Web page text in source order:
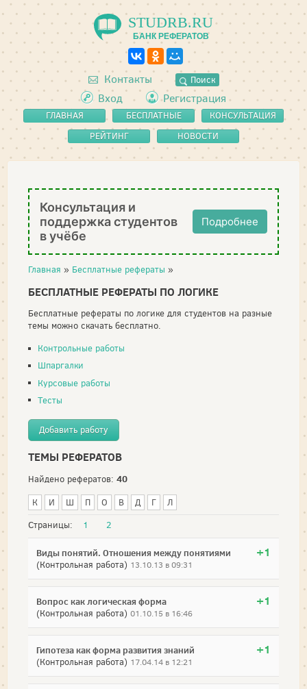
STUDRB.RU
БАНК РЕФЕРАТОВ
Контакты Поиск
Вход Регистрация
ГЛАВНАЯ
БЕСПЛАТНЫЕ
РЕФЕРАТЫ
КОНСУЛЬТАЦИЯ
РЕЙТИНГ
НОВОСТИ
Консультация и
поддержка студентов
в учёбе
Подробнее
Главная » Бесплатные рефераты »
БЕСПЛАТНЫЕ РЕФЕРАТЫ ПО ЛОГИКЕ
Бесплатные рефераты по логике для студентов на разные
темы можно скачать бесплатно.
Контрольные работы
Шпаргалки
Курсовые работы
Тесты
Добавить работу
ТЕМЫ РЕФЕРАТОВ
Найдено рефератов: 40
К И Ш П О В Д Г
Л
Страницы:
1 2
+1
Виды понятий. Отношения между понятиями
(Контрольная работа) 13.10.13 в 09:31
+1
Вопрос как логическая форма
(Контрольная работа) 01.10.15 в 16:46
+1
Гипотеза как форма развития знаний
(Контрольная работа) 17.04.14 в 12:21